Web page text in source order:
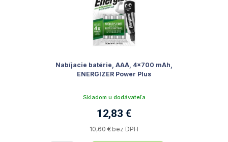
Nabíjacie batérie, AAA, 4x700 mAh,
ENERGIZER Power Plus
Skladom u dodávateľa
12,83 €
10,60 € bez DPH